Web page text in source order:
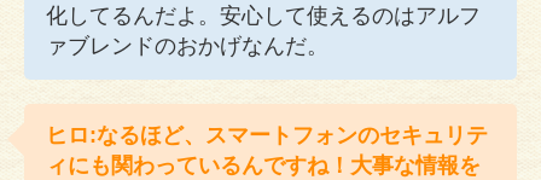
化してるんだよ。安心して使えるのはアルフ
ァブレンドのおかげなんだ。
ヒロ:なるほど、スマートフォンのセキュリテ
ィにも関わっているんですね！大事な情報を